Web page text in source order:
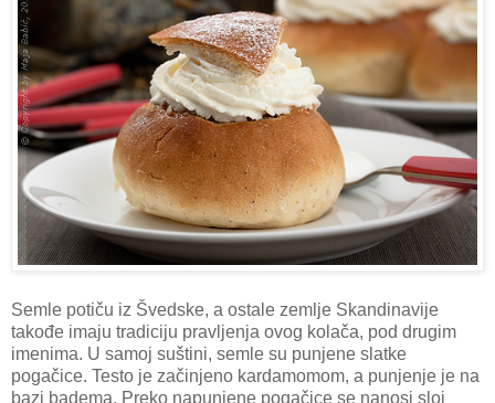
Semle potiču iz Švedske, a ostale zemlje Skandinavije
takođe imaju tradiciju pravljenja ovog kolača, pod drugim
imenima. U samoj suštini, semle su punjene slatke
pogačice. Testo je začinjeno kardamomom, a punjenje je na
bazi badema. Preko napunjene pogačice se nanosi sloj